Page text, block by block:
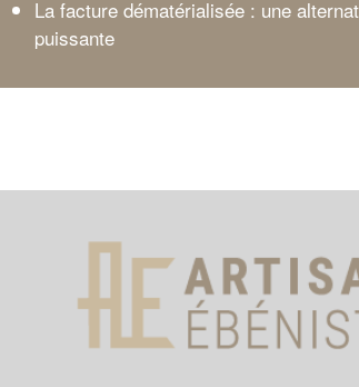
La facture dématérialisée : une
puissante